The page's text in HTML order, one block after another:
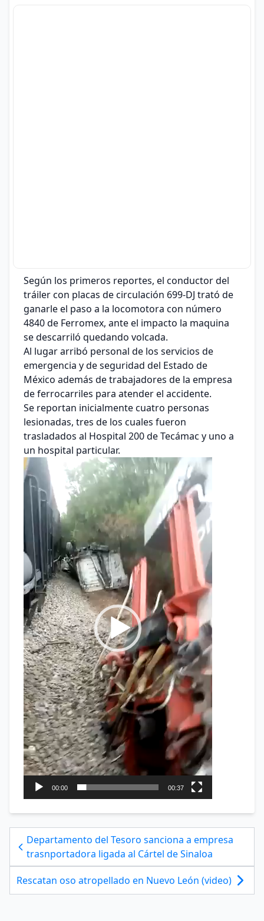
Según los primeros reportes, el conductor del
tráiler con placas de circulación 699-DJ trató de
ganarle el paso a la locomotora con número
4840 de Ferromex, ante el impacto la maquina
se descarriló quedando volcada.
Al lugar arribó personal de los servicios de
emergencia y de seguridad del Estado de
México además de trabajadores de la empresa
de ferrocarriles para atender el accidente.
Se reportan inicialmente cuatro personas
lesionadas, tres de los cuales fueron
trasladados al Hospital 200 de Tecámac y uno a
un hospital particular.
Reproductor
de
vídeo
00:00 00:37
Departamento del Tesoro sanciona a empresa
trasnportadora ligada al Cártel de Sinaloa
Rescatan oso atropellado en Nuevo León (video)